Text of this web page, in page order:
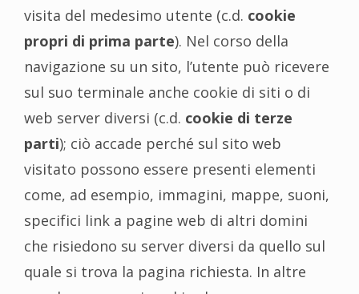
visita del medesimo utente (c.d. cookie
propri di prima parte). Nel corso della
navigazione su un sito, l’utente può ricevere
sul suo terminale anche cookie di siti o di
web server diversi (c.d. cookie di terze
parti); ciò accade perché sul sito web
visitato possono essere presenti elementi
come, ad esempio, immagini, mappe, suoni,
specifici link a pagine web di altri domini
che risiedono su server diversi da quello sul
quale si trova la pagina richiesta. In altre